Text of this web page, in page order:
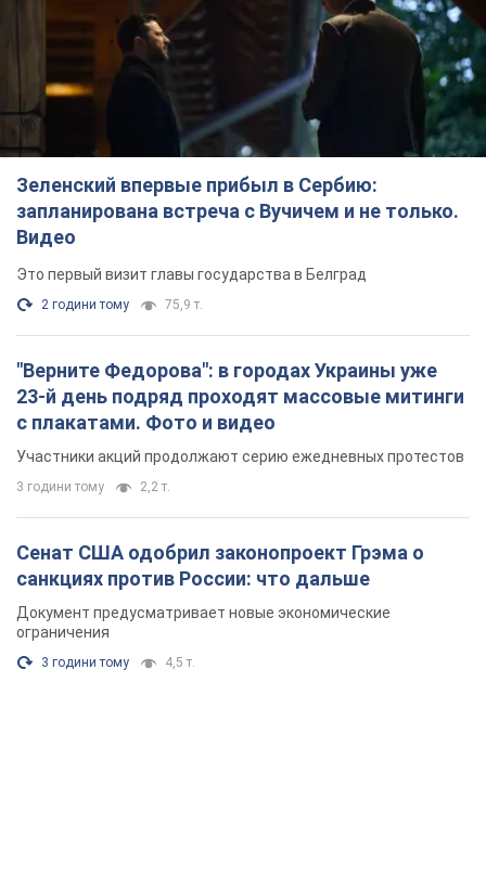
Зеленский впервые прибыл в Сербию:
запланирована встреча с Вучичем и не только.
Видео
Это первый визит главы государства в Белград
2 години тому 75,9 т.
"Верните Федорова": в городах Украины уже
23-й день подряд проходят массовые митинги
с плакатами. Фото и видео
Участники акций продолжают серию ежедневных протестов
3 години тому 2,2 т.
Сенат США одобрил законопроект Грэма о
санкциях против России: что дальше
Документ предусматривает новые экономические
ограничения
3 години тому 4,5 т.